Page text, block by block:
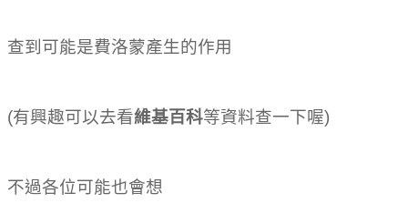
查到可能是費洛蒙產生的作用
(有興趣可以去看維基百科等資料查一下喔)
不過各位可能也會想